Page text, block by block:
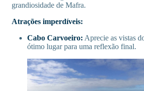
grandiosidade de Mafra.
Atrações imperdíveis:
Cabo Carvoeiro: Aprecie as vistas
ótimo lugar para uma reflexão final.